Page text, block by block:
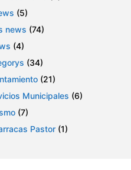
(5)
news (74)
(4)
(34)
(21)
Municipales (6)
(7)
Pastor (1)